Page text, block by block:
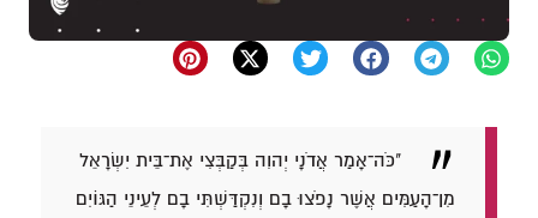
"כֹּה־אָמַר אֲדֹנָי יְהוִה בְּקַבְּצִי אֶת־בֵּית יִשְׂרָאֵל
מִן־הָעַמִּים אֲשֶׁר נָפֹצוּ בָם וְנִקְדַּשְׁתִּי בָם לְעֵינֵי הַגּוֹיִם